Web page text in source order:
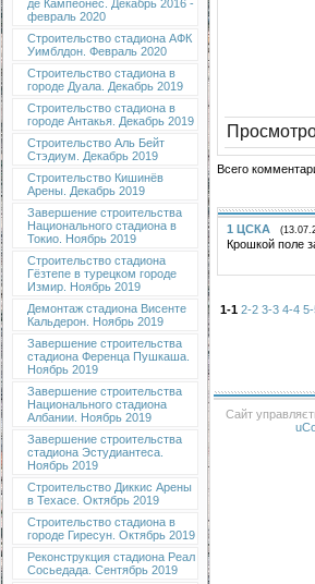
де Кампеонес. Декабрь 2016 -
февраль 2020
Строительство стадиона АФК
Уимблдон. Февраль 2020
Строительство стадиона в
городе Дуала. Декабрь 2019
Строительство стадиона в
городе Антакья. Декабрь 2019
Строительство Аль Бейт
Стэдиум. Декабрь 2019
Строительство Кишинёв
Арены. Декабрь 2019
Завершение строительства
Национального стадиона в
Токио. Ноябрь 2019
Строительство стадиона
Гёзтепе в турецком городе
Измир. Ноябрь 2019
Демонтаж стадиона Висенте
Кальдерон. Ноябрь 2019
Завершение строительства
стадиона Ференца Пушкаша.
Ноябрь 2019
Завершение строительства
Национального стадиона
Албании. Ноябрь 2019
Завершение строительства
стадиона Эстудиантеса.
Ноябрь 2019
Строительство Диккис Арены
в Техасе. Октябрь 2019
Строительство стадиона в
городе Гиресун. Октябрь 2019
Реконструкция стадиона Реал
Сосьедада. Сентябрь 2019
Всего
1 ЦСКА
Крошкой поле
1-1 2-2 3-3 4-4
Сайт